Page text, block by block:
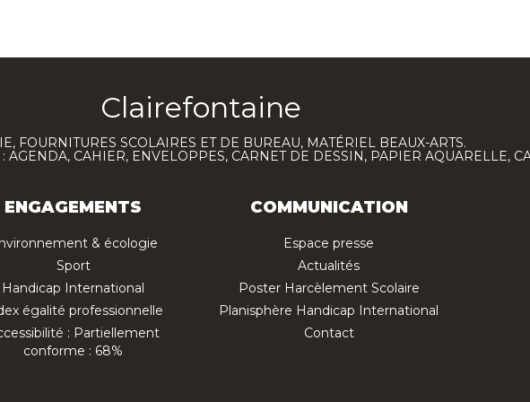
Clairefontaine
FOURNITURES SCOLAIRES ET DE BUREAU, MATÉRIEL BEAUX-ARTS.
AGENDA, CAHIER, ENVELOPPES, CARNET DE DESSIN, PAPIER AQUARELLE,
ENGAGEMENTS
& écologie
Sport
Handicap International
égalité professionnelle
: Partiellement
conforme : 68%
COMMUNICATION
Espace presse
Actualités
Poster Harcèlement Scolaire
Planisphère Handicap International
Contact